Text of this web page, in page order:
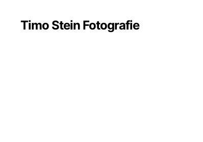
Timo Stein Fotografie